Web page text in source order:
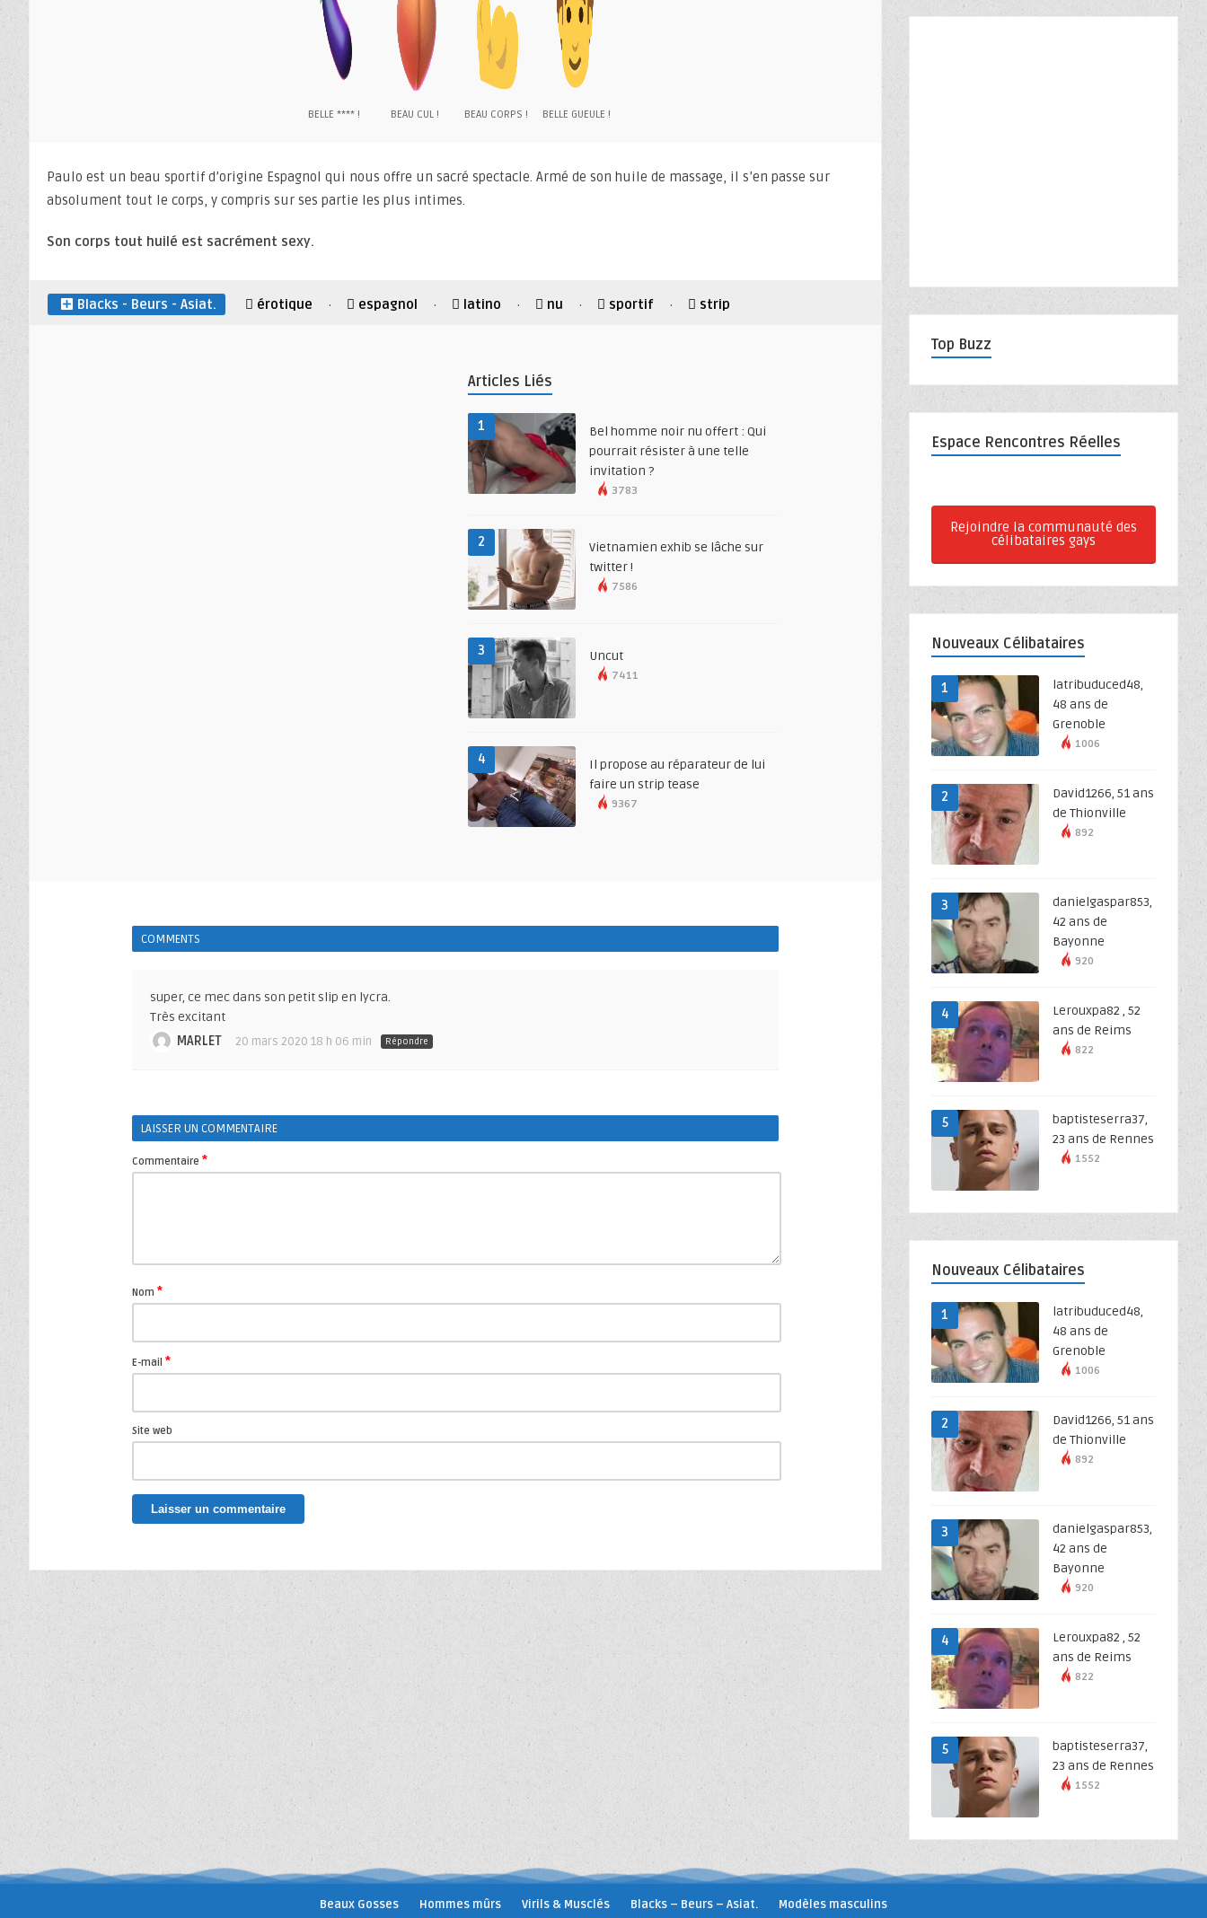
BELLE **** ! BEAU CUL ! BEAU CORPS ! BELLE GUEULE !
Paulo est un beau sportif d’origine Espagnol qui nous offre un sacré spectacle. Armé de son huile de massage, il s’en passe sur
absolument tout le corps, y compris sur ses partie les plus intimes.
Son corps tout huilé est sacrément sexy.
Blacks - Beurs - Asiat. érotique · espagnol · latino · nu · sportif · strip
Articles Liés
1
Bel homme noir nu offert : Qui
pourrait résister à une telle
invitation ?
3783
2
Vietnamien exhib se lâche sur
twitter !
7586
3 Uncut
7411
4
Il propose au réparateur de lui
faire un strip tease
9367
COMMENTS
super, ce mec dans son petit slip en lycra.
Très excitant
MARLET
20 mars 2020 18 h 06 min Répondre
LAISSER UN COMMENTAIRE
Commentaire *
Nom *
E-mail *
Site web
Top Buzz
Espace Rencontres Réelles
Rejoindre la communauté des
célibataires gays
Nouveaux Célibataires
1
latribuduced48,
48 ans de
Grenoble
1006
2
David1266, 51 ans
de Thionville
892
3
danielgaspar853,
42 ans de
Bayonne
920
4
Lerouxpa82 , 52
ans de Reims
822
5
baptisteserra37,
23 ans de Rennes
1552
Nouveaux Célibataires
1
latribuduced48,
48 ans de
Grenoble
1006
2
David1266, 51 ans
de Thionville
892
3
danielgaspar853,
42 ans de
Bayonne
920
4
Lerouxpa82 , 52
ans de Reims
822
5
baptisteserra37,
23 ans de Rennes
1552
Beaux Gosses Hommes mûrs Virils & Musclés Blacks – Beurs – Asiat. Modèles masculins